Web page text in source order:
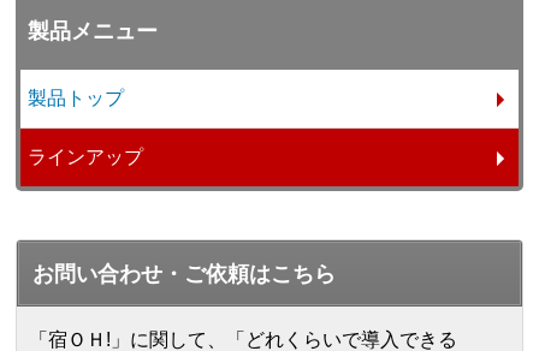
製品メニュー
製品トップ
ラインアップ
お問い合わせ・ご依頼はこちら
「宿ＯＨ!」に関して、「どれくらいで導入できる